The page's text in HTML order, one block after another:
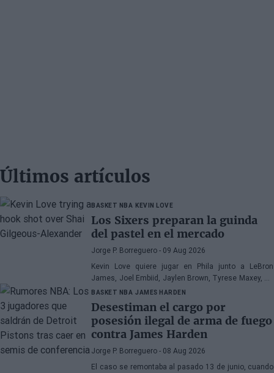
Últimos artículos
BASKET NBA KEVIN LOVE
Los Sixers preparan la guinda
del pastel en el mercado
Jorge P. Borreguero - 09 Aug 2026
Kevin Love quiere jugar en Phila junto a LeBron
James, Joel Embiid, Jaylen Brown, Tyrese Maxey, VJ
Edgecombe, Anfernee Simons y compañía
BASKET NBA JAMES HARDEN
Desestiman el cargo por
posesión ilegal de arma de fuego
contra James Harden
Jorge P. Borreguero - 08 Aug 2026
El caso se remontaba al pasado 13 de junio, cuando